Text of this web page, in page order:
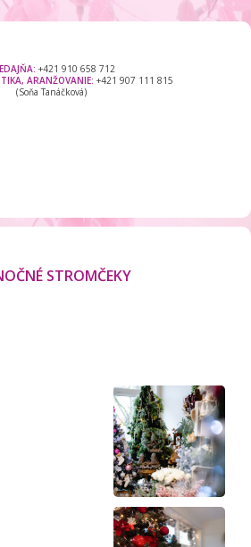
+421 910 658 712
ARANŽOVANIE: +421 907 111 815
(Soňa Tanáčková)
STROMČEKY